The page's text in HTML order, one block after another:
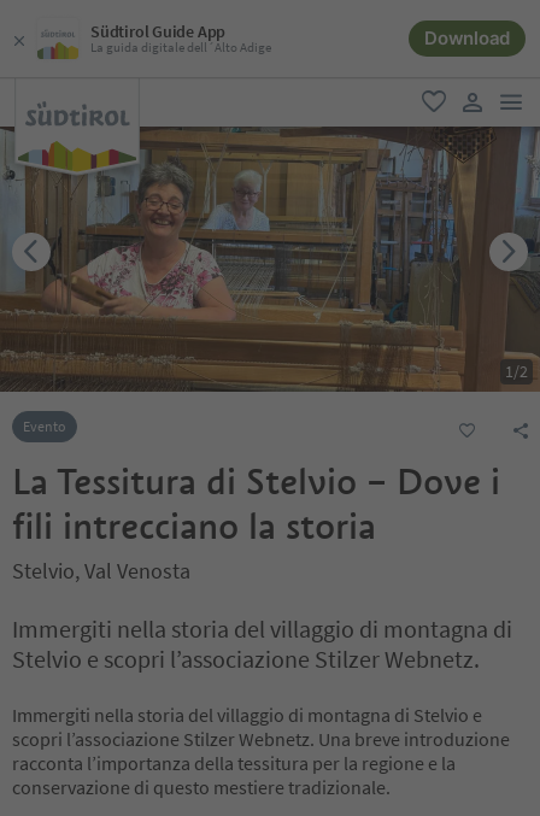
Südtirol Guide App
La guida digitale dell´Alto Adige Download
favoriti
user link
1/2
Evento
La Tessitura di Stelvio – Dove i
fili intrecciano la storia
Stelvio, Val Venosta
Immergiti nella storia del villaggio di montagna di
Stelvio e scopri l’associazione Stilzer Webnetz.
Immergiti nella storia del villaggio di montagna di Stelvio e
scopri l’associazione Stilzer Webnetz. Una breve introduzione
racconta l’importanza della tessitura per la regione e la
conservazione di questo mestiere tradizionale.